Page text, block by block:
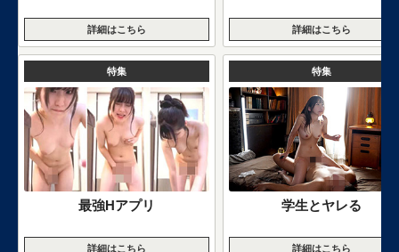
詳細はこちら
特集
最強Hアプリ
詳細はこちら
詳細はこちら
特集
学生とヤレる
詳細はこちら